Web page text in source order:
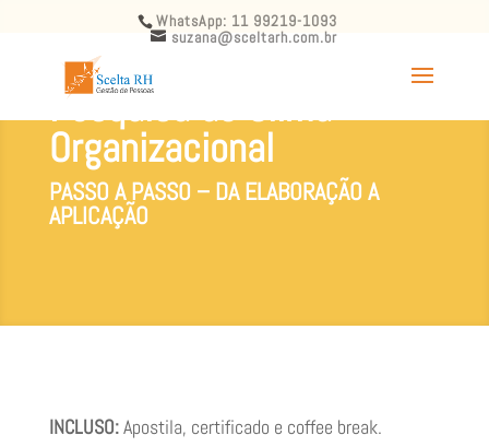
WhatsApp: 11 99219-1093
suzana@sceltarh.com.br
Pesquisa de Clima
Organizacional
PASSO A PASSO – DA ELABORAÇÃO A
APLICAÇÃO
INCLUSO:Apostila, certificado e coffee break.